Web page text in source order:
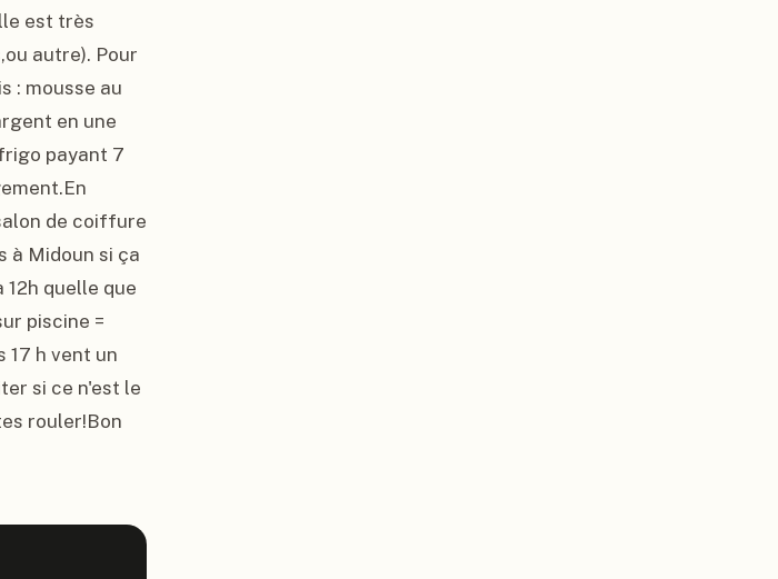
est très
autre). Pour
: mousse au
en une
payant 7
de coiffure
à Midoun si ça
12h quelle que
piscine =
17 h vent un
si ce n'est le
rouler!Bon